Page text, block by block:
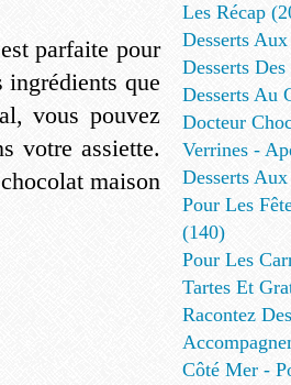
parfaite pour
ingrédients que
vous pouvez
votre assiette.
maison
Les Récap
Desserts
Desserts
Desserts Au
Docteur
Verrines -
Desserts
Pour Les
(140)
Pour Les
Tartes Et
Racontez
Côté Mer -